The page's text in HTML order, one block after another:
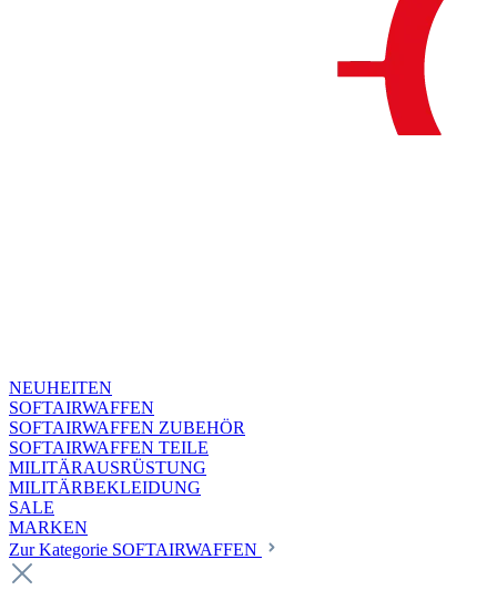
NEUHEITEN
SOFTAIRWAFFEN
SOFTAIRWAFFEN ZUBEHÖR
SOFTAIRWAFFEN TEILE
MILITÄRAUSRÜSTUNG
MILITÄRBEKLEIDUNG
SALE
MARKEN
Zur Kategorie SOFTAIRWAFFEN